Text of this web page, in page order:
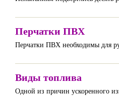
Перчатки ПВХ
Перчатки ПВХ необходимы для
Виды топлива
Одной из причин ускоренного